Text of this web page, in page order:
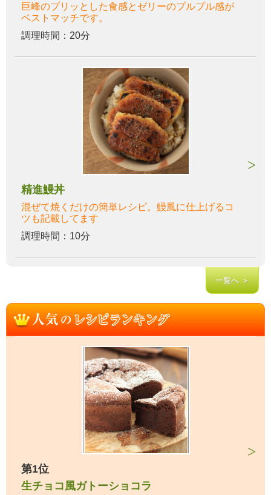
巨峰のプリッとした食感とゼリーのプルプル感が
ベストマッチです。
調理時間：20分
精進鰻丼
混ぜて焼くだけの簡単レシピ。鰻風に仕上げるコ
ツも記載してます
調理時間：10分
一覧へ ＞
第1位
生チョコ風ガトーショコラ